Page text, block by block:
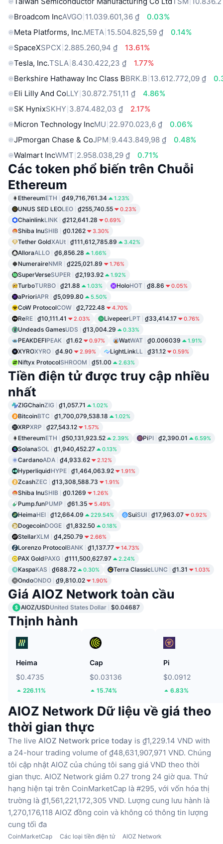
Broadcom IncAVGO 11.039.601,36 ₫
0.03%
Meta Platforms, Inc.META 15.504.825,59 ₫
0.14%
SpaceXSPCX 2.885.260,94 ₫
13.61%
Tesla, Inc.TSLA 8.430.422,23 ₫
1.77%
Berkshire Hathaway Inc Class BBRK.B 13.612.772,09 ₫
Eli Lilly And CoLLY 30.872.751,11 ₫
4.86%
SK HynixSKHY 3.874.482,03 ₫
2.17%
Micron Technology IncMU 22.970.023,6 ₫
0.06%
JPmorgan Chase & CoJPM 9.443.849,98 ₫
0.48%
Walmart IncWMT 2.958.038,29 ₫ 0.71%
Các token phổ biến trên Chuỗi
Ethereum
EthereumETH ₫49,716,761.34 1.23%
UNUS SED LEOLEO ₫255,740.55 0.23%
ChainlinkLINK ₫212,641.28 0.69%
Shiba InuSHIB ₫0.1262 3.30%
Tether GoldXAUt ₫111,612,785.89 3.42%
AlloraALLO ₫6,856.28 1.66%
NumeraireNMR ₫225,021.89 1.76%
SuperVerseSUPER ₫2,193.92 1.92%
TurboTURBO ₫21.88 1.03% HoloHOT ₫8.86 0.05%
aPrioriAPR ₫5,099.80 5.50%
CoW ProtocolCOW ₫2,722.48 4.70%
ReRE ₫10,111.41 2.03% LivepeerLPT ₫33,414.17 0.76%
Undeads GamesUDS ₫13,004.29 0.33%
PEAKDEFIPEAK ₫1.62 0.97% WatWAT ₫0.006039 1.91%
XYROXYRO ₫4.90 2.99% LightLinkLL ₫31.12 0.59%
Niftyx ProtocolSHROOM ₫51.00 2.63%
Tiền điện tử được truy cập nhiều
nhất
ZIGChainZIG ₫1,057.71 1.02%
BitcoinBTC ₫1,700,079,538.18 1.02%
XRPXRP ₫27,543.12 1.57%
EthereumETH ₫50,131,923.52 2.39% PiPI ₫2,390.01 6.59%
SolanaSOL ₫1,940,452.27 0.13%
CardanoADA ₫4,933.62 2.12%
HyperliquidHYPE ₫1,464,063.92 1.91%
ZcashZEC ₫13,308,588.73 1.91%
Shiba InuSHIB ₫0.1269 1.26%
Pump.funPUMP ₫61.35 5.49%
HeimaHEI ₫12,664.09 229.54% SuiSUI ₫17,963.07 0.92%
DogecoinDOGE ₫1,832.50 0.18%
StellarXLM ₫4,250.79 2.66%
Lorenzo ProtocolBANK ₫1,137.77 14.73%
PAX GoldPAXG ₫111,500,627.97 2.24%
KaspaKAS ₫688.72 0.30% Terra ClassicLUNC ₫1.31 1.03%
OndoONDO ₫9,810.02 1.90%
Giá AIOZ Network toàn cầu
AIOZ/USDUnited States Dollar $0.04687
Thịnh hành
Heima
$0.4735
226.11%
Cap
$0.03136
15.74%
Pi
$0.0912
6.83%
AIOZ Network Dữ liệu về giá theo
thời gian thực
The live AIOZ Network price today is ₫1,229.14 VND with
a 24-hour trading volume of ₫48,631,907,971 VND. Chúng
tôi cập nhật AIOZ của chúng tôi sang giá VND theo thời
gian thực. AIOZ Network giảm 0.27 trong 24 giờ qua. Thứ
hạng hiện tại trên CoinMarketCap là #295, với vốn hóa thị
trường là ₫1,561,221,172,305 VND. Lượng cung lưu hành là
1,270,176,118 AIOZ đồng coin và không có thông tin lượng
cung tối đa
CoinMarketCap Các loại tiền điện tử AIOZ Network